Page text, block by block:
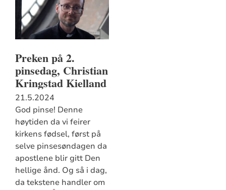
Preken på 2.
pinsedag, Christian
Kringstad Kielland
21.5.2024
God pinse! Denne
høytiden da vi feirer
kirkens fødsel, først på
selve pinsesøndagen da
apostlene blir gitt Den
hellige ånd. Og så i dag,
da tekstene handler om